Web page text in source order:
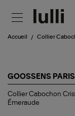
Accueil Collier
GOOSSENS PARIS
Collier
Cabochon
Collier Cabochon
Émeraude